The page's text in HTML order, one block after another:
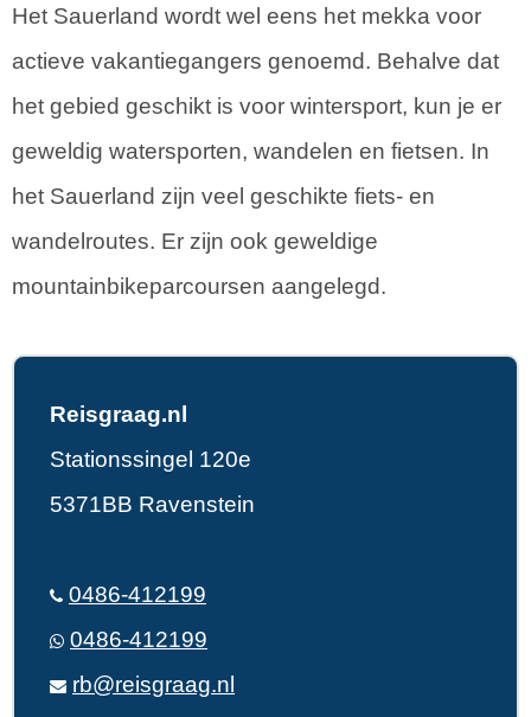
Het Sauerland wordt wel eens het mekka voor
actieve vakantiegangers genoemd. Behalve dat
het gebied geschikt is voor wintersport, kun je er
geweldig watersporten, wandelen en fietsen. In
het Sauerland zijn veel geschikte fiets- en
wandelroutes. Er zijn ook geweldige
mountainbikeparcoursen aangelegd.
Reisgraag.nl
Stationssingel 120e
5371BB Ravenstein
0486-412199
0486-412199
rb@reisgraag.nl